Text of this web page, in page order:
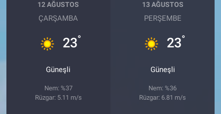
12 AĞUSTOS
ÇARŞAMBA
23°
Güneşli
Nem: %37
Rüzgar: 5.11 m/s
13 AĞUSTOS
PERŞEMBE
23°
Güneşli
Nem: %36
Rüzgar: 6.81 m/s